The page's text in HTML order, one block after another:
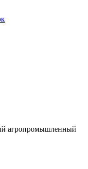
агропромышленный